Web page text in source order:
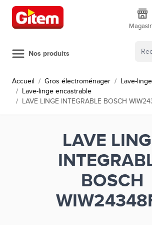
Allez au contenu
Nos produits
Accueil / Gros électroménager / Lave-linge
/ Lave-linge encastrable
/ LAVE LINGE INTEGRABLE BOSCH
LAVE
BOSCH